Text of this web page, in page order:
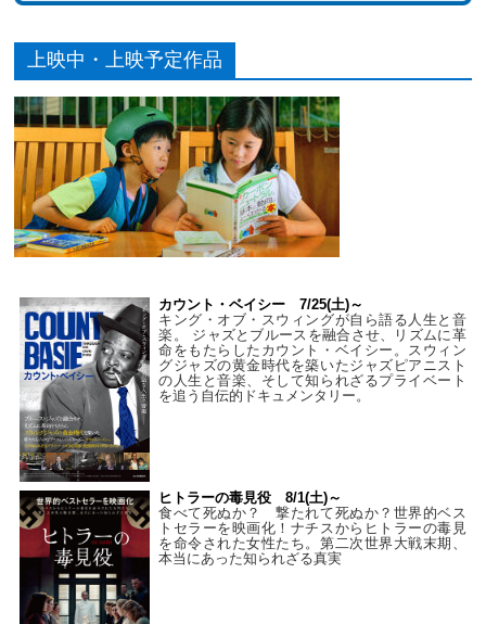
上映中・上映予定作品
カウント・ベイシー 7/25(土)～
キング・オブ・スウィングが自ら語る人生と音
楽。 ジャズとブルースを融合させ、リズムに革
命をもたらしたカウント・ベイシー。スウィン
グジャズの黄金時代を築いたジャズピアニスト
の人生と音楽、そして知られざるプライベート
を追う自伝的ドキュメンタリー。
ヒトラーの毒見役 8/1(土)～
食べて死ぬか？ 撃たれて死ぬか？世界的ベス
トセラーを映画化！ナチスからヒトラーの毒見
を命令された女性たち。第二次世界大戦末期、
本当にあった知られざる真実